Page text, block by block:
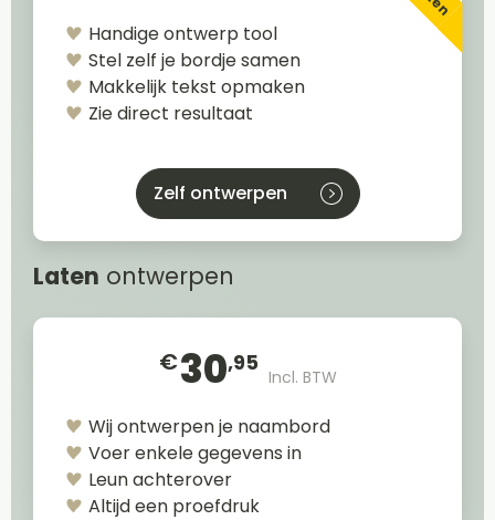
Handige ontwerp tool
Stel zelf je bordje samen
Makkelijk tekst opmaken
Zie direct resultaat
Zelf ontwerpen
Laten ontwerpen
€30,95
Incl. BTW
Wij ontwerpen je naambord
Voer enkele gegevens in
Leun achterover
Altijd een proefdruk